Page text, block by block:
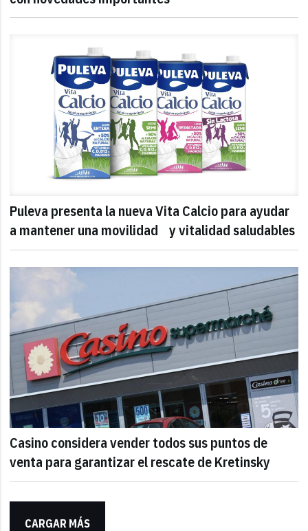
Puleva presenta la nueva Vita Calcio para ayudar
a mantener una movilidad y vitalidad saludables
Casino considera vender todos sus puntos de
venta para garantizar el rescate de Kretinsky
CARGAR MÁS